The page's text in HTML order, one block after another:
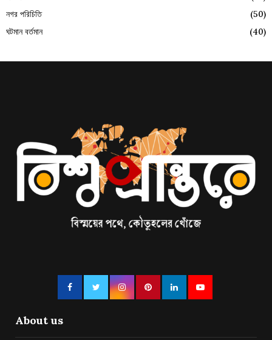
নগর পরিচিতি
(50)
ঘটমান বর্তমান
(40)
About us